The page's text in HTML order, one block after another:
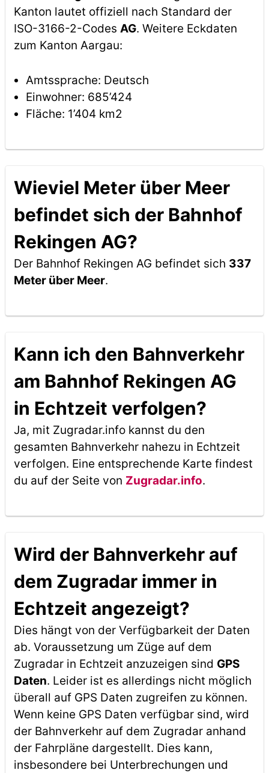
Kanton lautet offiziell nach Standard der
ISO-3166-2-Codes AG. Weitere Eckdaten
zum Kanton Aargau:
Amtssprache: Deutsch
Einwohner: 685’424
Fläche: 1’404 km2
Wieviel Meter über Meer
befindet sich der Bahnhof
Rekingen AG?
Der Bahnhof Rekingen AG befindet sich 337
Meter über Meer.
Kann ich den Bahnverkehr
am Bahnhof Rekingen AG
in Echtzeit verfolgen?
Ja, mit Zugradar.info kannst du den
gesamten Bahnverkehr nahezu in Echtzeit
verfolgen. Eine entsprechende Karte findest
du auf der Seite von Zugradar.info.
Wird der Bahnverkehr auf
dem Zugradar immer in
Echtzeit angezeigt?
Dies hängt von der Verfügbarkeit der Daten
ab. Voraussetzung um Züge auf dem
Zugradar in Echtzeit anzuzeigen sind GPS
Daten. Leider ist es allerdings nicht möglich
überall auf GPS Daten zugreifen zu können.
Wenn keine GPS Daten verfügbar sind, wird
der Bahnverkehr auf dem Zugradar anhand
der Fahrpläne dargestellt. Dies kann,
insbesondere bei Unterbrechungen und